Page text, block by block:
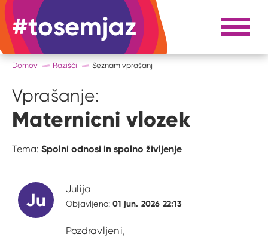
#tosemjaz #to sem jaz Razpri
Domov Razišči Seznam vprašanj
Vprašanje:
Maternicni vlozek
Tema: Spolni odnosi in spolno življenje
Ju
Julija
Objavljeno:01 jun. 2026 22:13
Pozdravljeni,